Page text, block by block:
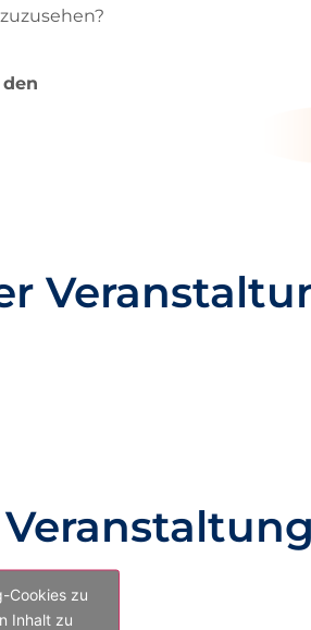
Cookies zu
Inhalt zu